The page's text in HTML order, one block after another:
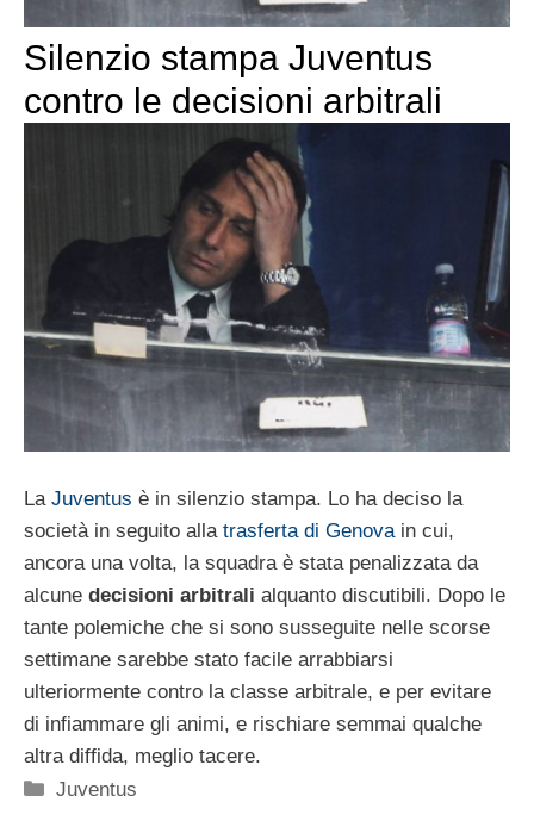
Silenzio stampa Juventus
contro le decisioni arbitrali
La Juventus è in silenzio stampa. Lo ha deciso la
società in seguito alla trasferta di Genova in cui,
ancora una volta, la squadra è stata penalizzata da
alcune decisioni arbitrali alquanto discutibili. Dopo le
tante polemiche che si sono susseguite nelle scorse
settimane sarebbe stato facile arrabbiarsi
ulteriormente contro la classe arbitrale, e per evitare
di infiammare gli animi, e rischiare semmai qualche
altra diffida, meglio tacere.
Categorie
Juventus